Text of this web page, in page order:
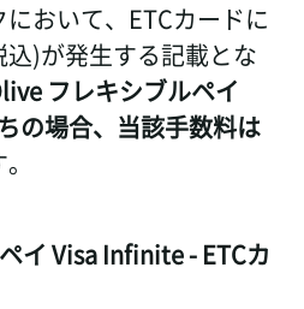
おいて、ETCカードに
)が発生する記載とな
フレキシブルペイ
の場合、当該手数料は
イ Visa Infinite - ETCカ